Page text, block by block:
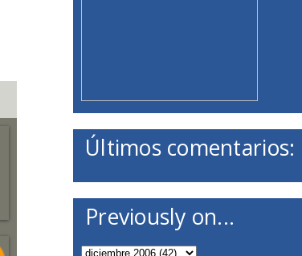
Últimos comentarios:
Previously on...